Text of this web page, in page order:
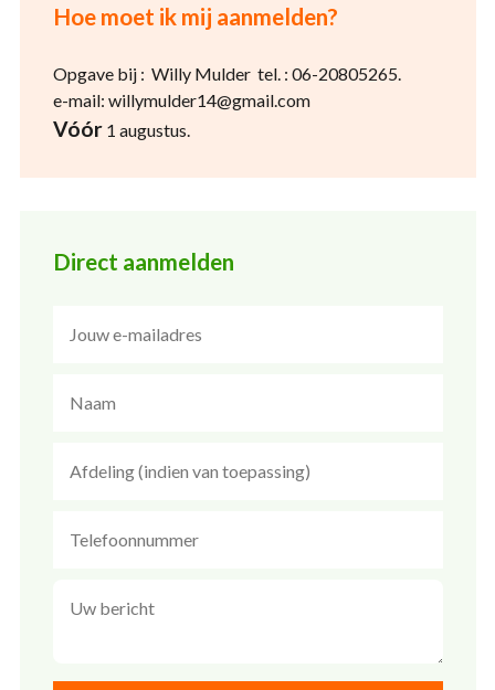
Hoe moet ik mij aanmelden?
Opgave bij : Willy Mulder tel. : 06-20805265.
e-mail: willymulder14@gmail.com
Vóór1 augustus.
Direct aanmelden